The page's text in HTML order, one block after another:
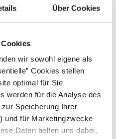
Über Cookies
wir sowohl eigene als
Cookies stellen
optimal für Sie
werden für die Analyse des
Speicherung Ihrer
und für Marketingzwecke
Daten helfen uns dabei,
Sortierwürfel,
Früchte und Figuren
Produktnummer:519343
39,90 €